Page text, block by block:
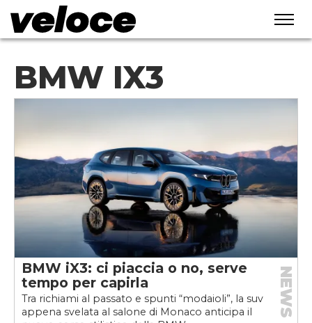
BMW IX3
BMW iX3: ci piaccia o no, serve
tempo per capirla
Tra richiami al passato e spunti “modaioli”, la suv
appena svelata al salone di Monaco anticipa il
NEWS